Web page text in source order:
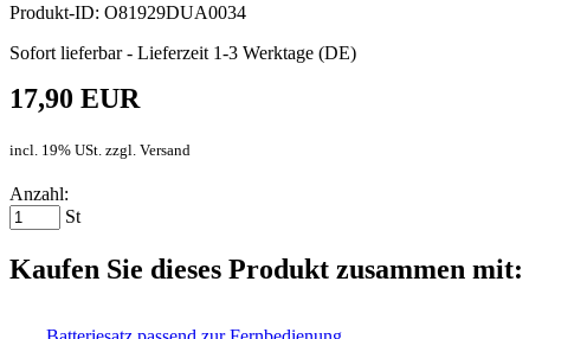
Produkt-ID: O81929DUA0034
Sofort lieferbar - Lieferzeit 1-3 Werktage (DE)
17,90 EUR
incl. 19% USt. zzgl. Versand
Anzahl:
St
Kaufen Sie dieses Produkt zusammen mit: